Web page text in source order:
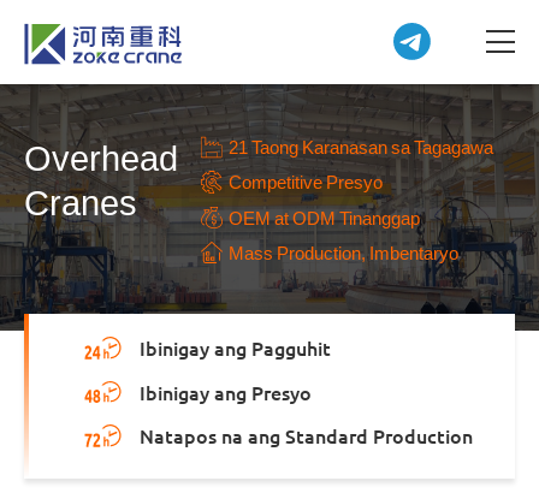
Overhead
Cranes
21 Taong Karanasan sa Tagagawa
Competitive Presyo
OEM at ODM Tinanggap
Mass Production, Imbentaryo
Ibinigay ang Pagguhit
Ibinigay ang Presyo
Natapos na ang Standard Production